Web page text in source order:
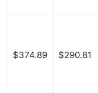
$374.89 $290.81